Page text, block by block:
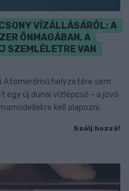
VÍZÁLLÁSÁRÓL: A
ÖNMAGÁBAN, A
SZEMLÉLETRE VAN
Atomerőmű helyzetére sem
új dunai vízlépcső - a jövő
kell alapozni.
Szólj hozzá!